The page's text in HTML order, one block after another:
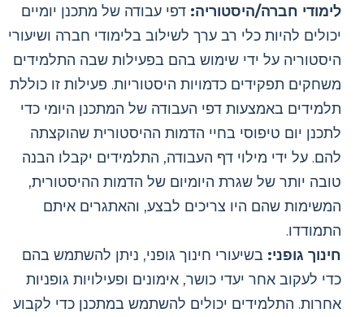
לימודי חברה/היסטוריה: דפי עבודה של מתכנן יומיים
יכולים להיות כלי רב ערך לשילוב בלימודי חברה ושיעורי
היסטוריה על ידי שימוש בהם בפעילות שבה התלמידים
משחקים תפקידים כדמויות היסטוריות. פעילות זו כוללת
תלמידים באמצעות דפי העבודה של המתכנן היומי כדי
לתכנן יום טיפוסי בחיי הדמות ההיסטורית שהוקצתה
להם. על ידי מילוי דף העבודה, התלמידים יקבלו הבנה
טובה יותר של שגרת היומיום של הדמות ההיסטורית,
המשימות שהם היו צריכים לבצע, והאתגרים איתם
התמודדו.
חינוך גופני: בשיעורי חינוך גופני, ניתן להשתמש בהם
כדי לעקוב אחר יעדי כושר, אימונים ופעילויות גופניות
אחרות. התלמידים יכולים להשתמש במתכנן כדי לקבוע